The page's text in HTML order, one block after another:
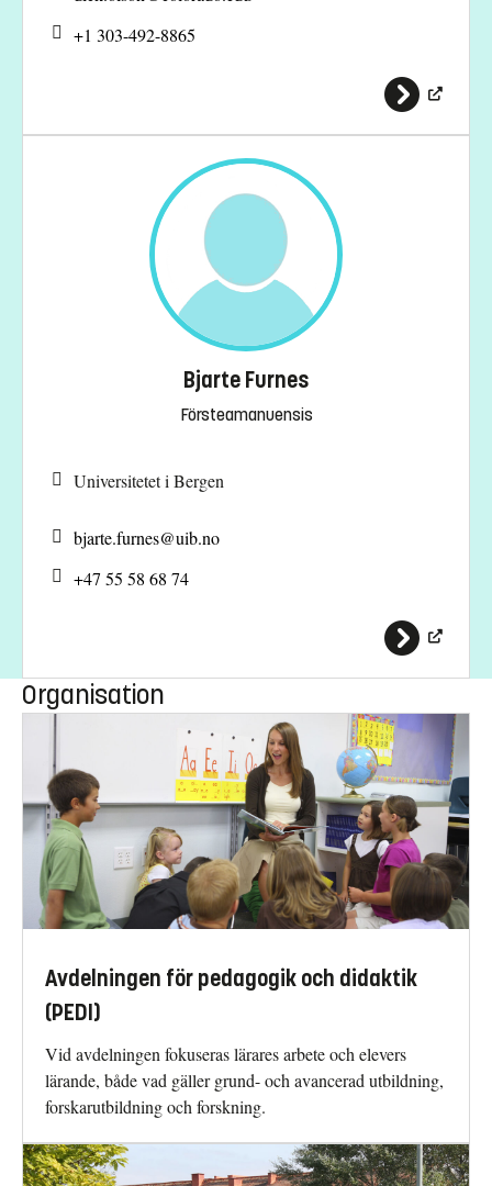
+1 303-492-8865
Bjarte Furnes
Försteamanuensis
Universitetet i Bergen
bjarte.furnes@uib.no
+47 55 58 68 74
Organisation
Avdelningen för pedagogik och didaktik
(PEDI)
Vid avdelningen fokuseras lärares arbete och elevers
lärande, både vad gäller grund- och avancerad utbildning,
forskarutbildning och forskning.